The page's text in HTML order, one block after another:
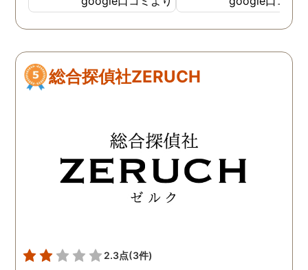
も、細かい報告・対応はも
ちろん 自分のメンタルが弱
きました。 家族友人にもい
いづらい辛い気持ちを受け
も最初の打ち合わせで詳し
く説明頂いたので、 自分の
中で予想が立てやすかった
です。 自分は離婚という道
を選びましたが、それぞれ
も一緒に考えてもらえると
いう安心感が あり、次に進
いただき、中途半端な調
にならない様にされてい
く感じました。 また調
果を受けてからの今後の
完璧な報告書で訴訟に臨
ました。 今は幸せです
ちらへお願いして本当に
かった。
総合探偵社ZERUCH
2.3点(3件)